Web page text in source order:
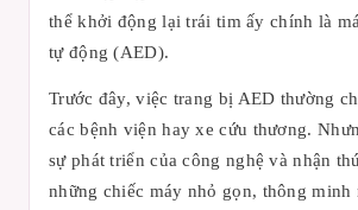
thể khởi động lại trái tim ấy chính là
tự động (AED).
Trước đây, việc trang bị AED thường
các bệnh viện hay xe cứu thương.
sự phát triển của công nghệ và nhận
những chiếc máy nhỏ gọn, thông minh